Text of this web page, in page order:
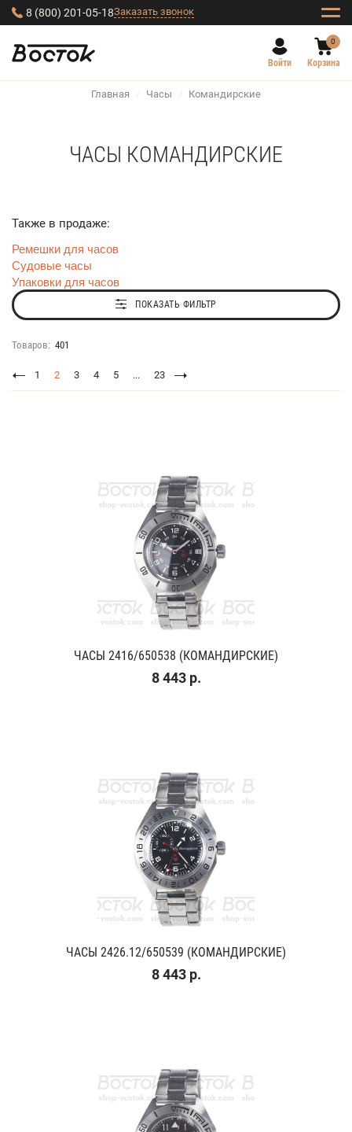
8 (800) 201-05-18Заказать звонок
Войти
0
Корзина
Главная / Часы / Командирские
ЧАСЫ КОМАНДИРСКИЕ
Также в продаже:
Ремешки для часов
Судовые часы
Упаковки для часов
ПОКАЗАТЬ ФИЛЬТР
Товаров: 401
1 2 3 4 5 ... 23
ЧАСЫ 2416/650538 (КОМАНДИРСКИЕ)
8 443 р.
ЧАСЫ 2426.12/650539 (КОМАНДИРСКИЕ)
8 443 р.